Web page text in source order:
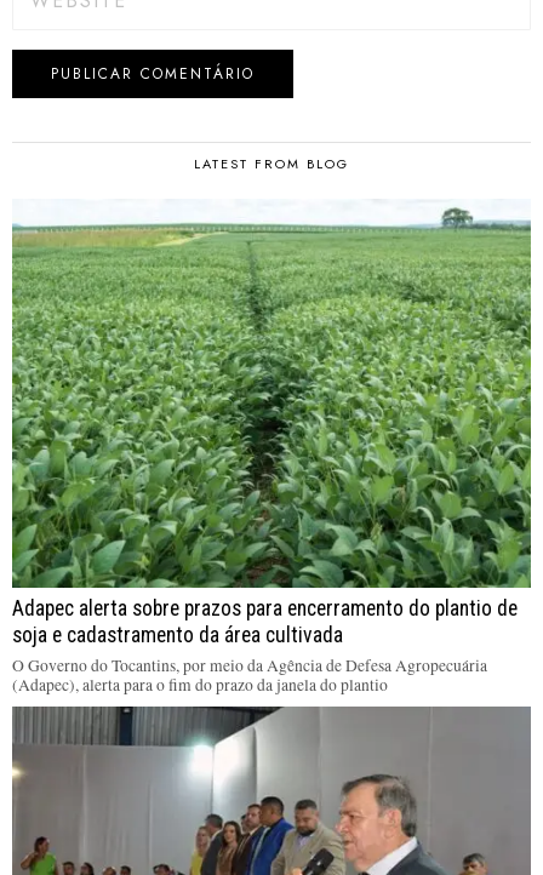
LATEST FROM BLOG
Adapec alerta sobre prazos para encerramento do plantio de
soja e cadastramento da área cultivada
O Governo do Tocantins, por meio da Agência de Defesa Agropecuária
(Adapec), alerta para o fim do prazo da janela do plantio